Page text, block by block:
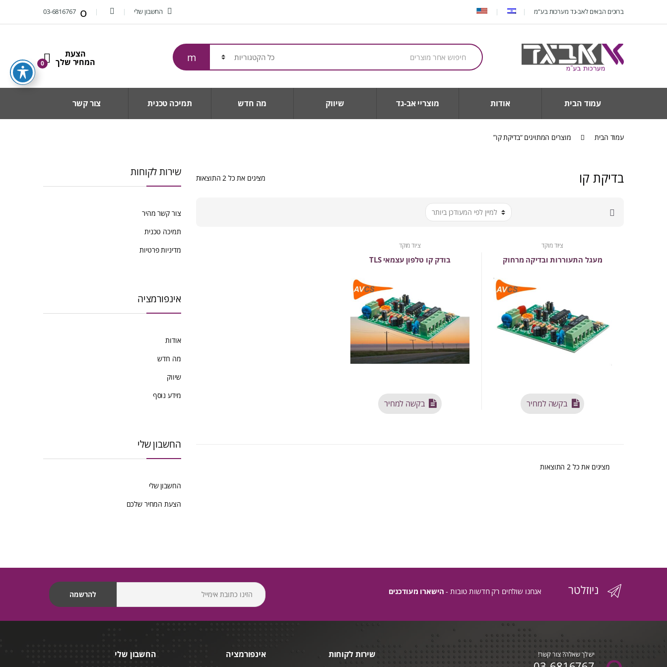
ברוכים הבאים לאב-גד מערכות בע”מ החשבון שלי 03-6816767
חיפוש
עבור:
0
עמוד הבית אודות מוצריי אב-גד שיווק מה חדש תמיכה טכנית צור קשר
עמוד הבית מוצרים המתויגים “בדיקת קו”
בדיקת קו מציגים את כל ⁦2⁩ התוצאות
ממוין
העדכני
ציוד מוקד
מעגל התעוררות ובדיקה מרחוק
בקשה למחיר
ציוד מוקד
בודק קו טלפון עצמאי TLS
בקשה למחיר
מציגים את כל ⁦2⁩ התוצאות ממוין
שירות לקוחות
צור קשר מהיר
תמיכה טכנית
מדיניות פרטיות
אינפורמציה
אודות
מה חדש
שיווק
מידע נוסף
החשבון שלי
החשבון שלי
הצעת המחיר שלכם
ניוזלטר אנחנו שולחים רק חדשות טובות - הישארו מעודכנים
שירות לקוחות אינפורמציה החשבון שלי יש לך שאלה? צור קשר!